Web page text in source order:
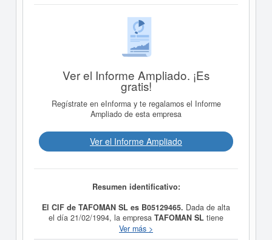
Ver el Informe Ampliado. ¡Es
gratis!
Regístrate en eInforma y te regalamos el Informe
Ampliado de esta empresa
Ver el Informe Ampliado
Resumen identificativo:
El CIF de TAFOMAN SL es B05129465. Dada de alta
el día 21/02/1994, la empresa TAFOMAN SL tiene
como propósito LAS INSTALACIONES DE
Ver más >